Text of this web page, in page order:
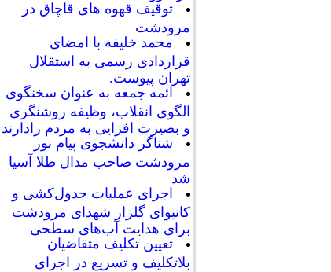
توقیف قهوه های قاچاق در
مرودشت
محمد خلیفه با امضای
قراردادی رسمی به استقلال
تهران پیوست.
ائمه جمعه به عنوان سخنگوی
الگوی انقلاب، وظیفه روشنگری
و بصیرت افزایی به مردم رادارند
شناگر دانشجوی پیام نور
مرودشت صاحب مدال طلا آسیا
شد
اجرای عملیات جدول‌کشی و
کانیوای گلزار شهدای مرودشت
برای هدایت آب‌های سطحی
تعیین تکلیف متقاضیان
بلاتکلیف و تسریع در اجرای